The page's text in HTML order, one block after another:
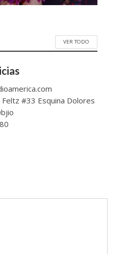
VER TODO
Feltz #33 Esquina Dolores